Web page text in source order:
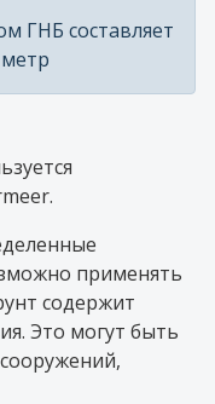
ГНБ составляет
применять
содержит
Это могут быть